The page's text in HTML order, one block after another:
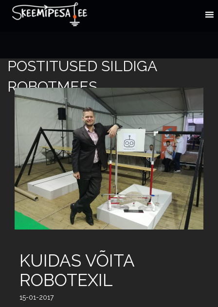
POSTITUSED SILDIGA
ROBOTMEES
KUIDAS VÕITA
ROBOTEXIL
15-01-2017